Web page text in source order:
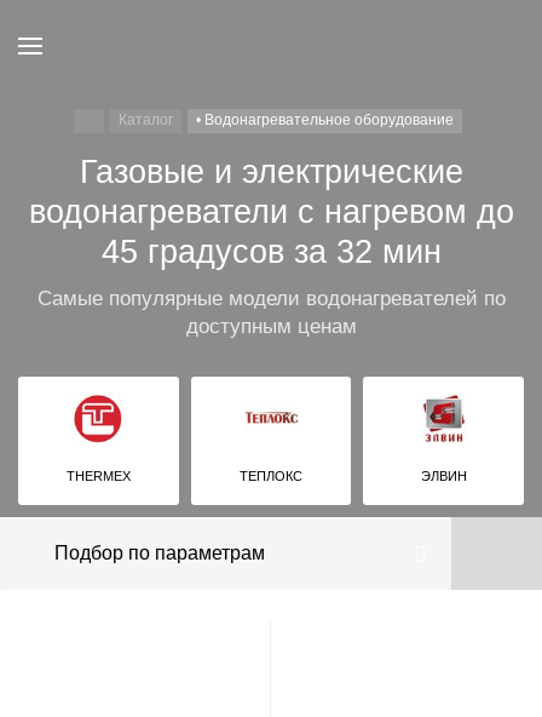
Каталог • Водонагревательное оборудование
Газовые и электрические
водонагреватели с нагревом до
45 градусов за 32 мин
Самые популярные модели водонагревателей по
доступным ценам
THERMEX ТЕПЛОКС ЭЛВИН
Подбор по параметрам